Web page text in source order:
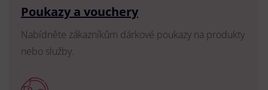
Poukazy a vouchery
Nabídněte zákazníkům dárkové poukazy na produkty
nebo služby.